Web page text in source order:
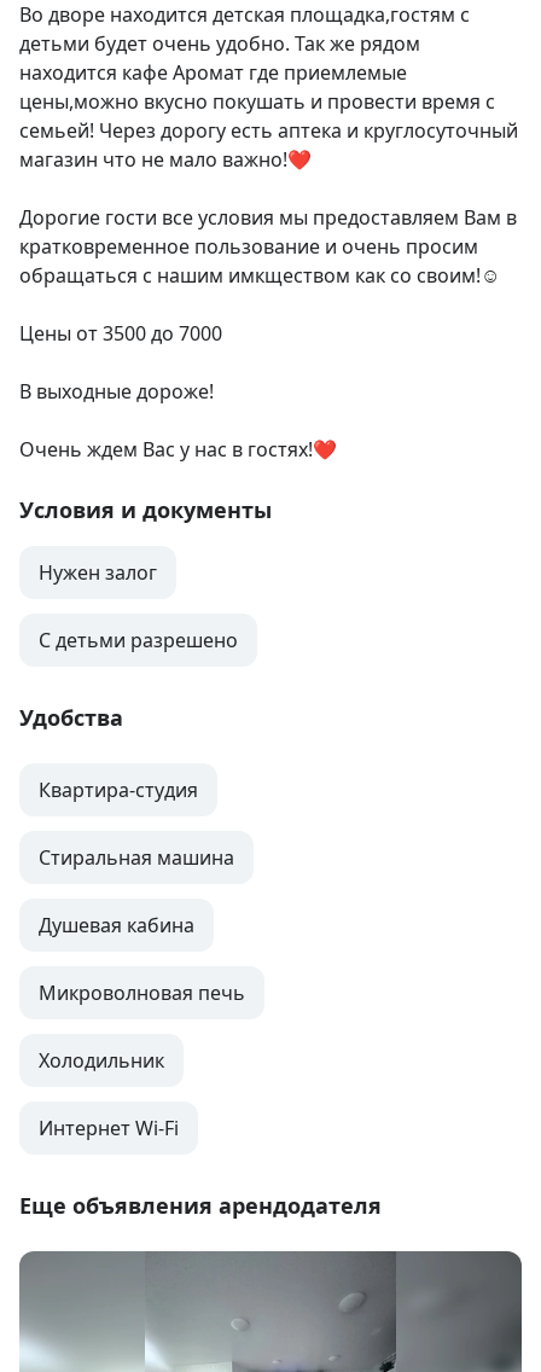
Во дворе находится детская площадка,гостям с
детьми будет очень удобно. Так же рядом
находится кафе Аромат где приемлемые
цены,можно вкусно покушать и провести время с
семьей! Через дорогу есть аптека и круглосуточный
магазин что не мало важно!❤️
Дорогие гости все условия мы предоставляем Вам в
кратковременное пользование и очень просим
обращаться с нашим имкществом как со своим!☺️
Цены от 3500 до 7000
В выходные дороже!
Очень ждем Вас у нас в гостях!❤️
Условия и документы
Нужен залог
С детьми разрешено
Удобства
Квартира-студия
Стиральная машина
Душевая кабина
Микроволновая печь
Холодильник
Интернет Wi-Fi
Еще объявления арендодателя